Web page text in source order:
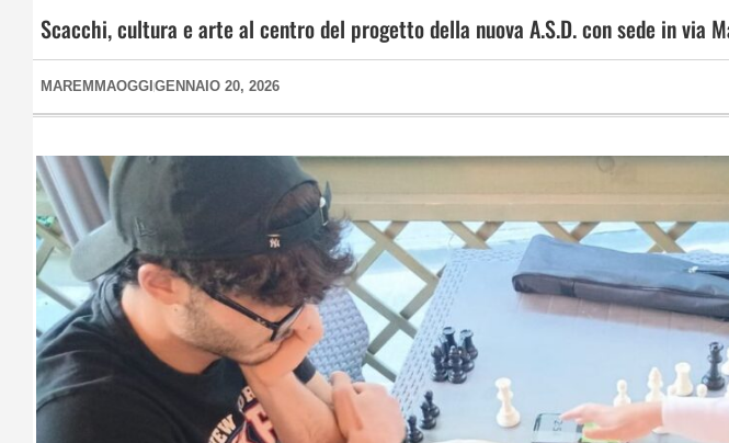
Scacchi, cultura e arte al centro del progetto della nuova A.S.D. con sede in via
MAREMMAOGGI GENNAIO 20, 2026